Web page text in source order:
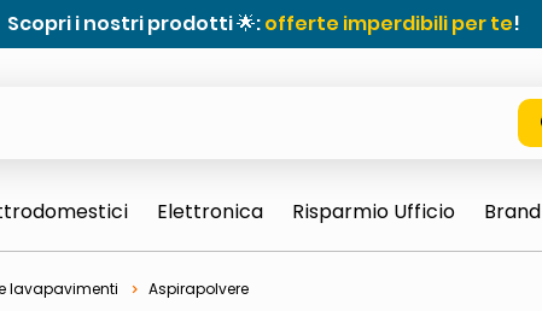
Scopri i nostri prodotti 🌟:offerte imperdibili per te!
Elettronica Risparmio Ufficio Brand
lavapavimenti Aspirapolvere